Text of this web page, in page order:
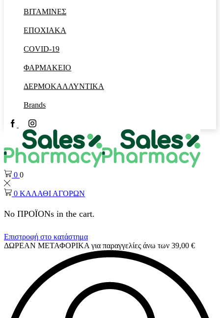
ΒΙΤΑΜΙΝΕΣ
ΕΠΟΧΙΑΚΑ
COVID-19
ΦΑΡΜΑΚΕΙΟ
ΔΕΡΜΟΚΑΛΛΥΝΤΙΚΑ
Brands
FacebookInstagram
0 0
0 ΚΑΛΑΘΙ ΑΓΟΡΩΝ
No ΠΡΟΪΟΝs in the cart.
Επιστροφή στο κατάστημα
ΔΩΡΕΑΝ ΜΕΤΑΦΟΡΙΚΑ για παραγγελίες άνω των 39,00 €